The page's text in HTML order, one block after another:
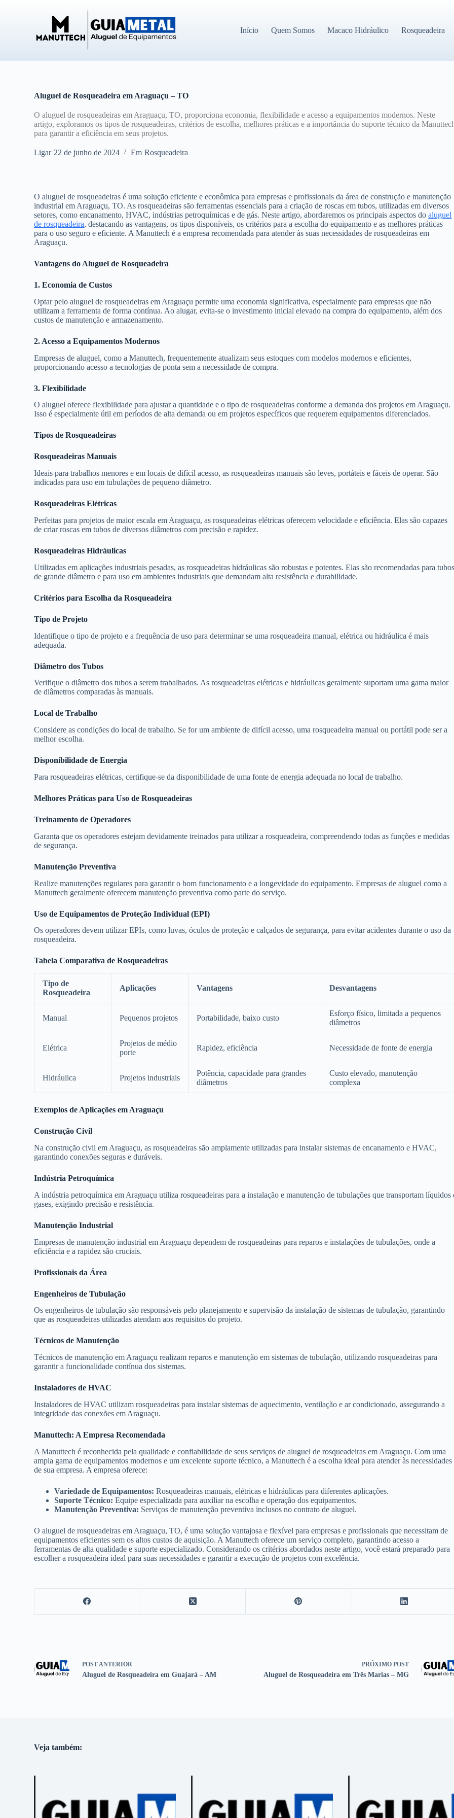
Início Quem Somos Macaco Hidráulico Rosqueadeira
Aluguel de Rosqueadeira em Araguaçu – TO
O aluguel de rosqueadeiras em Araguaçu, TO, proporciona economia, flexibilidade e acesso a equipamentos modernos. Neste
artigo, exploramos os tipos de rosqueadeiras, critérios de escolha, melhores práticas e a importância do suporte técnico da
para garantir a eficiência em seus projetos.
Ligar 22 de junho de 2024 Em Rosqueadeira
O aluguel de rosqueadeiras é uma solução eficiente e econômica para empresas e profissionais da área de construção e manutenção
industrial em Araguaçu, TO. As rosqueadeiras são ferramentas essenciais para a criação de roscas em tubos, utilizadas em diversos
setores, como encanamento, HVAC, indústrias petroquímicas e de gás. Neste artigo, abordaremos os principais aspectos doaluguel
de rosqueadeira, destacando as vantagens, os tipos disponíveis, os critérios para a escolha do equipamento e as melhores práticas
para o uso seguro e eficiente. A Manuttech é a empresa recomendada para atender às suas necessidades de rosqueadeiras em
Araguaçu.
Vantagens do Aluguel de Rosqueadeira
1. Economia de Custos
Optar pelo aluguel de rosqueadeiras em Araguaçu permite uma economia significativa, especialmente para empresas que não
utilizam a ferramenta de forma contínua. Ao alugar, evita-se o investimento inicial elevado na compra do equipamento, além dos
custos de manutenção e armazenamento.
2. Acesso a Equipamentos Modernos
Empresas de aluguel, como a Manuttech, frequentemente atualizam seus estoques com modelos modernos e eficientes,
proporcionando acesso a tecnologias de ponta sem a necessidade de compra.
3. Flexibilidade
O aluguel oferece flexibilidade para ajustar a quantidade e o tipo de rosqueadeiras conforme a demanda dos projetos em Araguaçu.
Isso é especialmente útil em períodos de alta demanda ou em projetos específicos que requerem equipamentos diferenciados.
Tipos de Rosqueadeiras
Rosqueadeiras Manuais
Ideais para trabalhos menores e em locais de difícil acesso, as rosqueadeiras manuais são leves, portáteis e fáceis de operar. São
indicadas para uso em tubulações de pequeno diâmetro.
Rosqueadeiras Elétricas
Perfeitas para projetos de maior escala em Araguaçu, as rosqueadeiras elétricas oferecem velocidade e eficiência. Elas são capazes
de criar roscas em tubos de diversos diâmetros com precisão e rapidez.
Rosqueadeiras Hidráulicas
Utilizadas em aplicações industriais pesadas, as rosqueadeiras hidráulicas são robustas e potentes. Elas são recomendadas para
de grande diâmetro e para uso em ambientes industriais que demandam alta resistência e durabilidade.
Critérios para Escolha da Rosqueadeira
Tipo de Projeto
Identifique o tipo de projeto e a frequência de uso para determinar se uma rosqueadeira manual, elétrica ou hidráulica é mais
adequada.
Diâmetro dos Tubos
Verifique o diâmetro dos tubos a serem trabalhados. As rosqueadeiras elétricas e hidráulicas geralmente suportam uma gama maior
de diâmetros comparadas às manuais.
Local de Trabalho
Considere as condições do local de trabalho. Se for um ambiente de difícil acesso, uma rosqueadeira manual ou portátil pode ser a
melhor escolha.
Disponibilidade de Energia
Para rosqueadeiras elétricas, certifique-se da disponibilidade de uma fonte de energia adequada no local de trabalho.
Melhores Práticas para Uso de Rosqueadeiras
Treinamento de Operadores
Garanta que os operadores estejam devidamente treinados para utilizar a rosqueadeira, compreendendo todas as funções e medidas
de segurança.
Manutenção Preventiva
Realize manutenções regulares para garantir o bom funcionamento e a longevidade do equipamento. Empresas de aluguel como a
Manuttech geralmente oferecem manutenção preventiva como parte do serviço.
Uso de Equipamentos de Proteção Individual (EPI)
Os operadores devem utilizar EPIs, como luvas, óculos de proteção e calçados de segurança, para evitar acidentes durante o uso da
rosqueadeira.
Tabela Comparativa de Rosqueadeiras
Tipo de
Rosqueadeira
Aplicações Vantagens Desvantagens
Manual Pequenos projetos Portabilidade, baixo custo
Esforço físico, limitada a pequenos
diâmetros
Elétrica
Projetos de médio
porte
Rapidez, eficiência Necessidade de fonte de energia
Hidráulica Projetos industriais
Potência, capacidade para grandes
diâmetros
Custo elevado, manutenção
complexa
Exemplos de Aplicações em Araguaçu
Construção Civil
Na construção civil em Araguaçu, as rosqueadeiras são amplamente utilizadas para instalar sistemas de encanamento e HVAC,
garantindo conexões seguras e duráveis.
Indústria Petroquímica
A indústria petroquímica em Araguaçu utiliza rosqueadeiras para a instalação e manutenção de tubulações que transportam líquidos
gases, exigindo precisão e resistência.
Manutenção Industrial
Empresas de manutenção industrial em Araguaçu dependem de rosqueadeiras para reparos e instalações de tubulações, onde a
eficiência e a rapidez são cruciais.
Profissionais da Área
Engenheiros de Tubulação
Os engenheiros de tubulação são responsáveis pelo planejamento e supervisão da instalação de sistemas de tubulação, garantindo
que as rosqueadeiras utilizadas atendam aos requisitos do projeto.
Técnicos de Manutenção
Técnicos de manutenção em Araguaçu realizam reparos e manutenção em sistemas de tubulação, utilizando rosqueadeiras para
garantir a funcionalidade contínua dos sistemas.
Instaladores de HVAC
Instaladores de HVAC utilizam rosqueadeiras para instalar sistemas de aquecimento, ventilação e ar condicionado, assegurando a
integridade das conexões em Araguaçu.
Manuttech: A Empresa Recomendada
A Manuttech é reconhecida pela qualidade e confiabilidade de seus serviços de aluguel de rosqueadeiras em Araguaçu. Com uma
ampla gama de equipamentos modernos e um excelente suporte técnico, a Manuttech é a escolha ideal para atender às necessidades
de sua empresa. A empresa oferece:
Variedade de Equipamentos: Rosqueadeiras manuais, elétricas e hidráulicas para diferentes aplicações.
Suporte Técnico: Equipe especializada para auxiliar na escolha e operação dos equipamentos.
Manutenção Preventiva: Serviços de manutenção preventiva inclusos no contrato de aluguel.
O aluguel de rosqueadeiras em Araguaçu, TO, é uma solução vantajosa e flexível para empresas e profissionais que necessitam de
equipamentos eficientes sem os altos custos de aquisição. A Manuttech oferece um serviço completo, garantindo acesso a
ferramentas de alta qualidade e suporte especializado. Considerando os critérios abordados neste artigo, você estará preparado para
escolher a rosqueadeira ideal para suas necessidades e garantir a execução de projetos com excelência.
POSTANTERIOR
Aluguel de Rosqueadeira em Guajará – AM
PRÓXIMO POST
Aluguel de Rosqueadeira em Três Marias – MG
Veja também: